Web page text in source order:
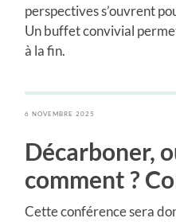
perspectives s’ouvrent
Un buffet convivial
à la fin.
6 NOVEMBRE 2025
Décarboner,
comment ?
Cette conférence sera